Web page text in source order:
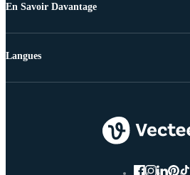
En Savoir Davantage
Langues